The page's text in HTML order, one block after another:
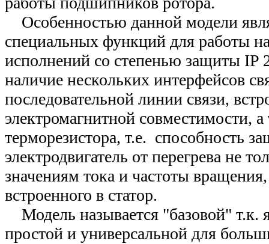
Особенностью данной модели
специальных функций для работы
исполнений со степенью защиты IP
наличие нескольких интерфейсов
последовательной линии связи,
электромагнитной совместимости, а
терморезистора, т.е. способность
электродвигатель от перегрева не
значениям тока и частоты
встроенного в статор.
Модель называется "базовой" т.к.
простой и универсальной для